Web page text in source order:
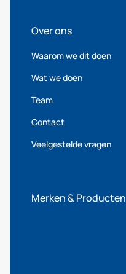
Over ons
Waarom we dit doen
Wat we doen
Team
Contact
Veelgestelde vragen
Merken & Producten